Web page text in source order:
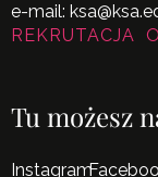
e-mail:
REKRUTACJA
Tu możesz
Instagram